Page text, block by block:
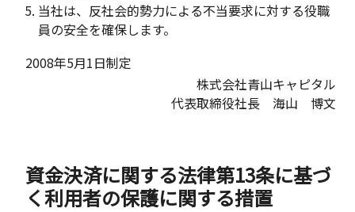
当社は、反社会的勢力による不当要求に対する役職
員の安全を確保します。
2008年5月1日制定
株式会社青山キャピタル
代表取締役社長 海山 博文
資金決済に関する法律第13条に基づ
く利用者の保護に関する措置